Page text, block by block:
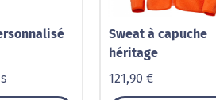
Sweat à capuche
héritage
121,90 €